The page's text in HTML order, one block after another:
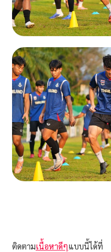
ติดตามเนื้อหาดีๆแบบนี้ได้ที่